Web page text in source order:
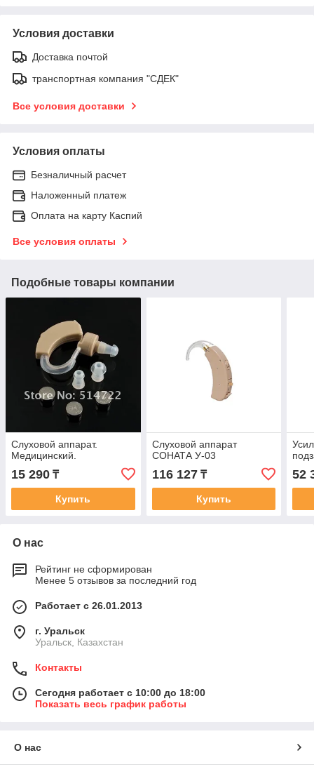
Условия доставки
Доставка почтой
транспортная компания "СДЕК"
Все условия доставки
Условия оплаты
Безналичный расчет
Наложенный платеж
Оплата на карту Каспий
Все условия оплаты
Подобные товары компании
Слуховой аппарат.
Медицинский.
15 290 ₸
Купить
Слуховой аппарат
СОНАТА У-03
116 127₸
Купить
52
О нас
Рейтинг не сформирован
Менее 5 отзывов за последний год
Работает с 26.01.2013
г. Уральск
Уральск, Казахстан
Контакты
Сегодня работает с 10:00 до 18:00
Показать весь график работы
О нас